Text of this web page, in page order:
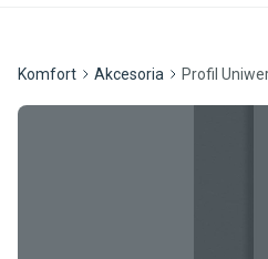
Komfort Akcesoria Profil